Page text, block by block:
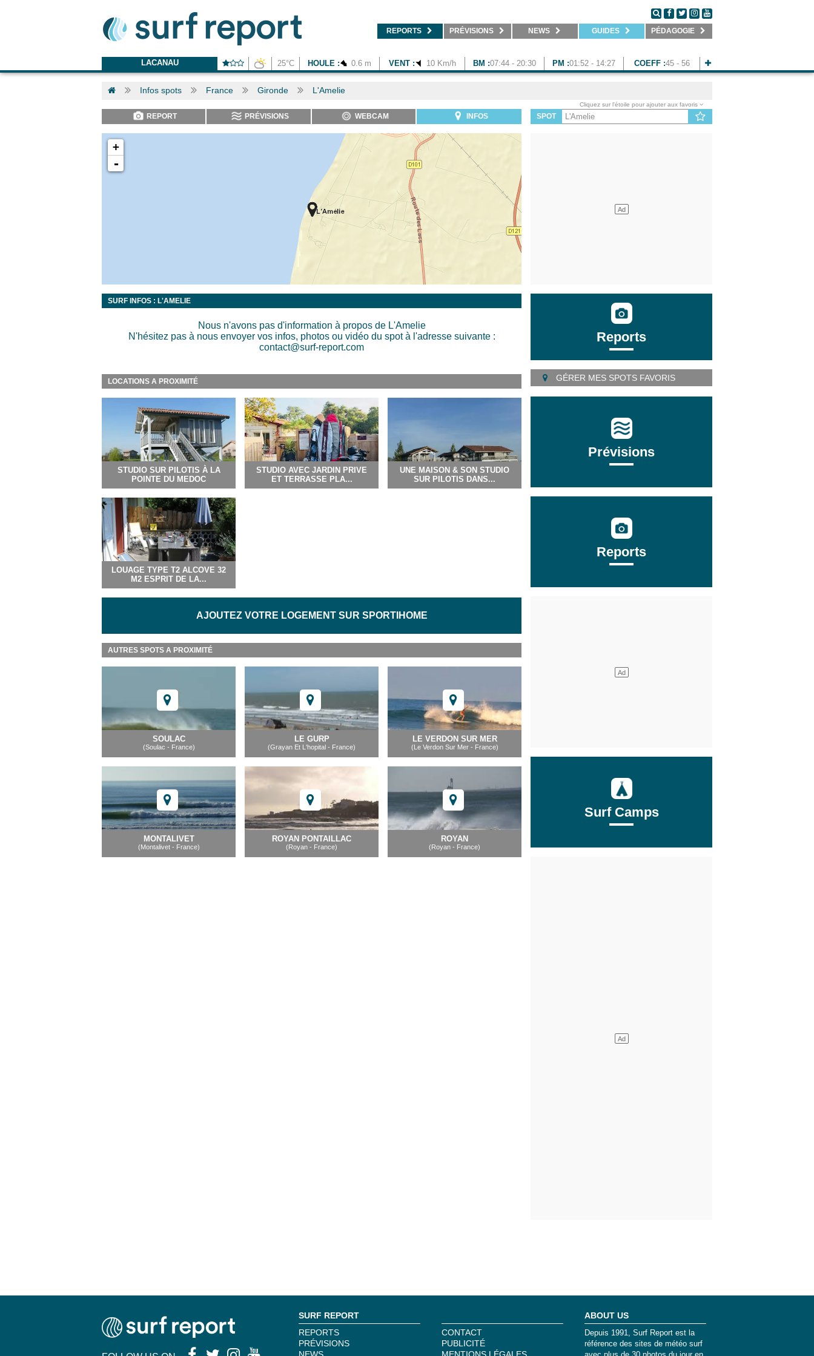
REPORTS PRÉVISIONS NEWS GUIDES PÉDAGOGIE
LACANAU 25°C HOULE : 0.6 m VENT : 10 Km/h BM :07:44 - 20:30 PM :01:52 - 14:27 COEFF :45 - 56
Infos spots France Gironde L'Amelie
REPORT PRÉVISIONS WEBCAM INFOS
+
-
SURF INFOS : L'AMELIE
Nous n'avons pas d'information à propos de L'Amelie
N'hésitez pas à nous envoyer vos infos, photos ou vidéo du spot à l'adresse suivante :
contact@surf-report.com
LOCATIONS A PROXIMITÉ
STUDIO SUR PILOTIS À LA
POINTE DU MEDOC
STUDIO AVEC JARDIN PRIVE
ET TERRASSE PLA...
UNE MAISON & SON STUDIO
SUR PILOTIS DANS...
LOUAGE TYPE T2 ALCOVE 32
M2 ESPRIT DE LA...
AJOUTEZ VOTRE LOGEMENT SUR SPORTIHOME
AUTRES SPOTS A PROXIMITÉ
SOULAC
(Soulac - France)
LE GURP
(Grayan Et L'hopital - France)
LE VERDON SUR MER
(Le Verdon Sur Mer - France)
MONTALIVET
(Montalivet - France)
ROYAN PONTAILLAC
(Royan - France)
ROYAN
(Royan - France)
Cliquez sur l'étoile pour ajouter aux favoris
SPOT
Reports
GÉRER MES SPOTS FAVORIS
Prévisions
Reports
Surf Camps
SURF REPORT
REPORTS
PRÉVISIONS
CONTACT
PUBLICITÉ
ABOUT US
Depuis 1991, Surf Report est la
référence des sites de météo surf